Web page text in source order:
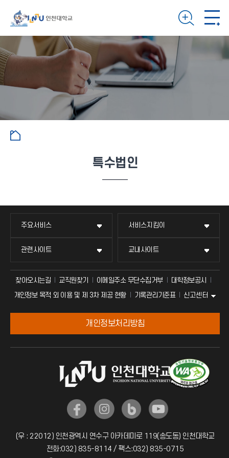
특수법인
주요서비스 서비스지킴이
관련사이트 교내사이트
찾아오시는길 교직원찾기 이메일주소 무단수집거부
대학정보공시
개인정보 목적 외 이용 및 제 3차 제공 현황
기록관리기준표 신고센터
개인정보처리방침
(우 : 22012) 인천광역시 연수구 아카데미로 119(송도동) 인천대학교
전화:032) 835-8114 / 팩스:032) 835-0715